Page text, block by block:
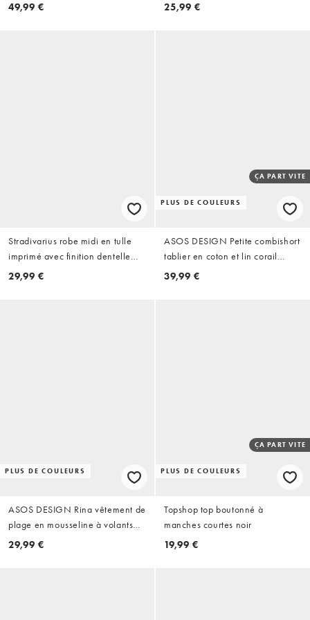
49,99 € 25,99 €
Stradivarius robe midi en tulle
imprimé avec finition dentelle
noire
29,99 €
PLUS DE COULEURS
ÇA PART VITE
ASOS DESIGN Petite combishort
tablier en coton et lin corail
rouge
39,99 €
PLUS DE COULEURS
ASOS DESIGN Rina vêtement de
plage en mousseline à volants
noir
29,99 €
PLUS DE COULEURS
ÇA PART VITE
Topshop top boutonné à
manches courtes noir
19,99 €